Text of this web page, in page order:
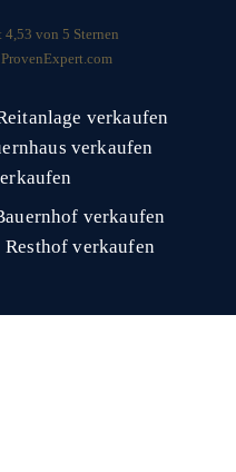
4,53 von 5 Sternen
verkaufen
verkaufen
verkaufen
Resthof verkaufen